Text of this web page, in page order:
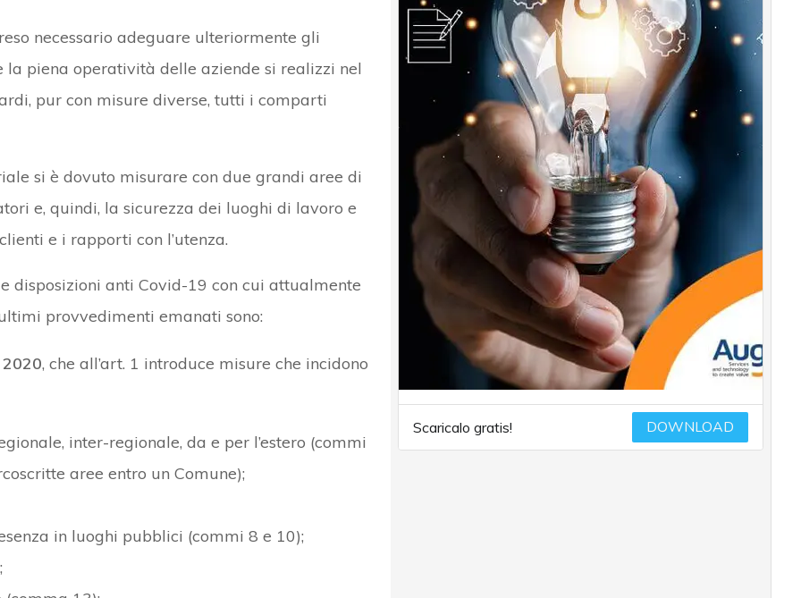
necessario adeguare ulteriormente gli
piena operatività delle aziende si realizzi nel
pur con misure diverse, tutti i comparti
si è dovuto misurare con due grandi aree di
e, quindi, la sicurezza dei luoghi di lavoro e
e i rapporti con l’utenza.
disposizioni anti Covid-19 con cui attualmente
provvedimenti emanati sono:
, che all’art. 1 introduce misure che incidono
inter-regionale, da e per l’estero (commi
aree entro un Comune);
in luoghi pubblici (commi 8 e 10);
Scaricalo gratis! DOWNLOAD